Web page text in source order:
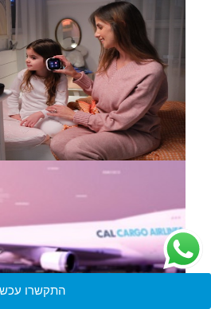
התקשרו